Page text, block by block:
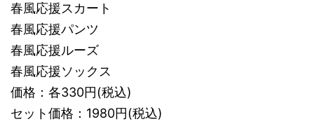
春風応援スカート
春風応援パンツ
春風応援ルーズ
春風応援ソックス
価格：各330円(税込)
セット価格：1980円(税込)